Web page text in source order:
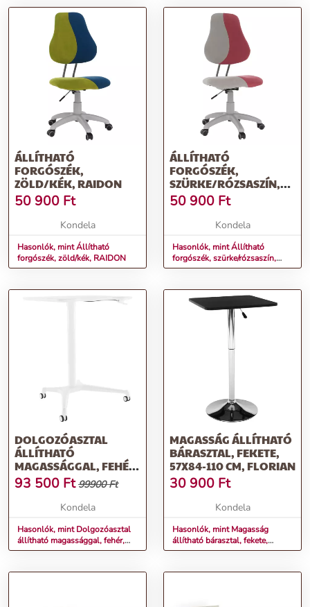
ÁLLÍTHATÓ
FORGÓSZÉK,
ZÖLD/KÉK, RAIDON
50 900 Ft
Kondela
Hasonlók, mint Állítható
forgószék, zöld/kék, RAIDON
ÁLLÍTHATÓ
FORGÓSZÉK,
SZÜRKE/RÓZSASZÍN,
RAIDON
50 900 Ft
Kondela
Hasonlók, mint Állítható
forgószék, szürke/rózsaszín,
RAIDON
DOLGOZÓASZTAL
ÁLLÍTHATÓ
MAGASSÁGGAL, FEHÉR,
NIXON
93 500 Ft 99900 Ft
Kondela
Hasonlók, mint Dolgozóasztal
állítható magassággal, fehér,
NIXON
MAGASSÁG ÁLLÍTHATÓ
BÁRASZTAL, FEKETE,
57X84-110 CM, FLORIAN
30 900 Ft
Kondela
Hasonlók, mint Magasság
állítható bárasztal, fekete,
57x84-110 cm, FLORIAN